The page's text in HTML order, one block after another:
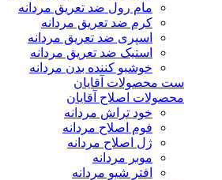
مام رول ضد تعریق مردانه
کرم ضد تعریق مردانه
اسپری ضد تعریق مردانه
استیک ضد تعریق مردانه
خوشبو کننده بدن مردانه
ست محصولات آقایان
محصولات اصلاح آقایان
خود تراش مردانه
فوم اصلاح مردانه
ژل اصلاح مردانه
موبر مردانه
افتر شیو مردانه